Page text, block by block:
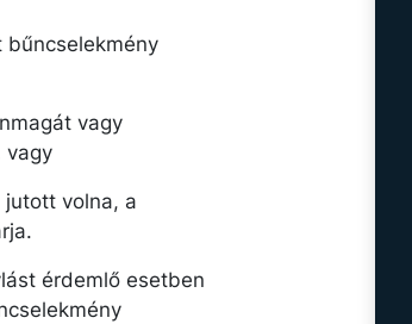
vagy
vagy
volna, a
érdemlő esetben